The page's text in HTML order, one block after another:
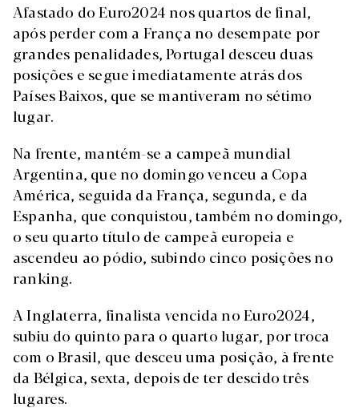
Afastado do Euro2024 nos quartos de final,
após perder com a França no desempate por
grandes penalidades, Portugal desceu duas
posições e segue imediatamente atrás dos
Países Baixos, que se mantiveram no sétimo
lugar.
Na frente, mantém-se a campeã mundial
Argentina, que no domingo venceu a Copa
América, seguida da França, segunda, e da
Espanha, que conquistou, também no domingo,
o seu quarto título de campeã europeia e
ascendeu ao pódio, subindo cinco posições no
ranking.
A Inglaterra, finalista vencida no Euro2024,
subiu do quinto para o quarto lugar, por troca
com o Brasil, que desceu uma posição, à frente
da Bélgica, sexta, depois de ter descido três
lugares.